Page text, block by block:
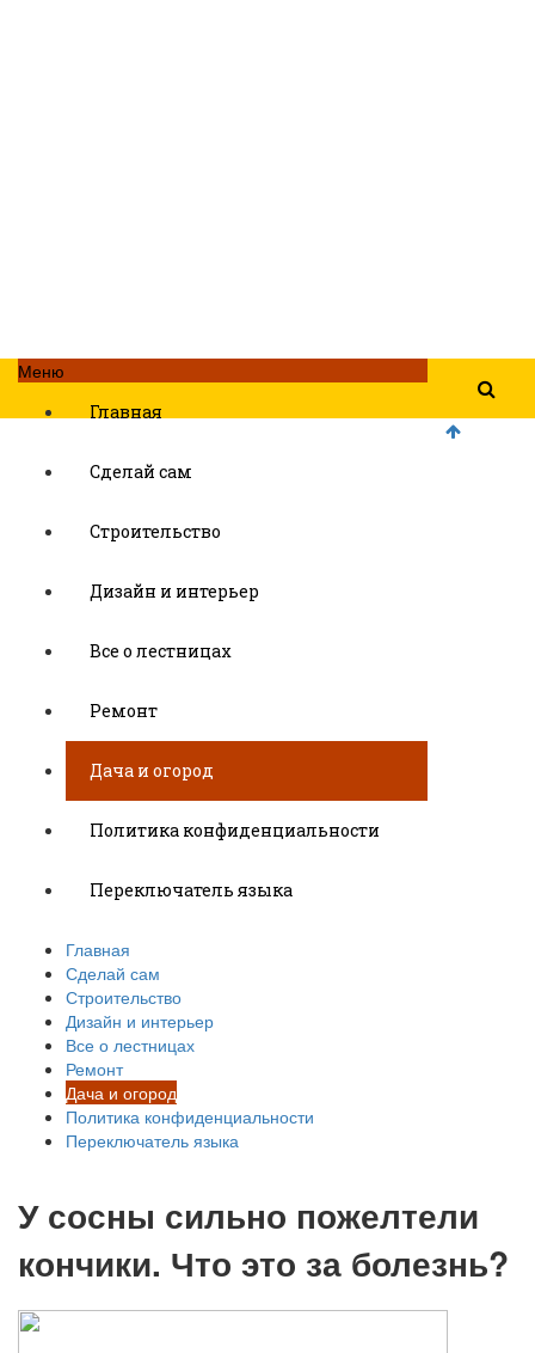
Меню
Главная
Сделай сам
Строительство
Дизайн и интерьер
Все о лестницах
Ремонт
Дача и огород
Политика конфиденциальности
Переключатель языка
Главная
Сделай сам
Строительство
Дизайн и интерьер
Все о лестницах
Ремонт
Дача и огород
Политика конфиденциальности
Переключатель языка
У сосны сильно пожелтели
кончики. Что это за болезнь?